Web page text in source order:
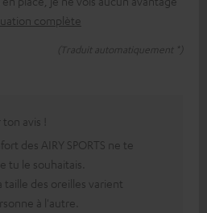
complète
(Traduit automatiquement *)
avis !
des AIRY SPORTS ne te
tu le souhaitais.
taille des oreilles varient
à l'autre.